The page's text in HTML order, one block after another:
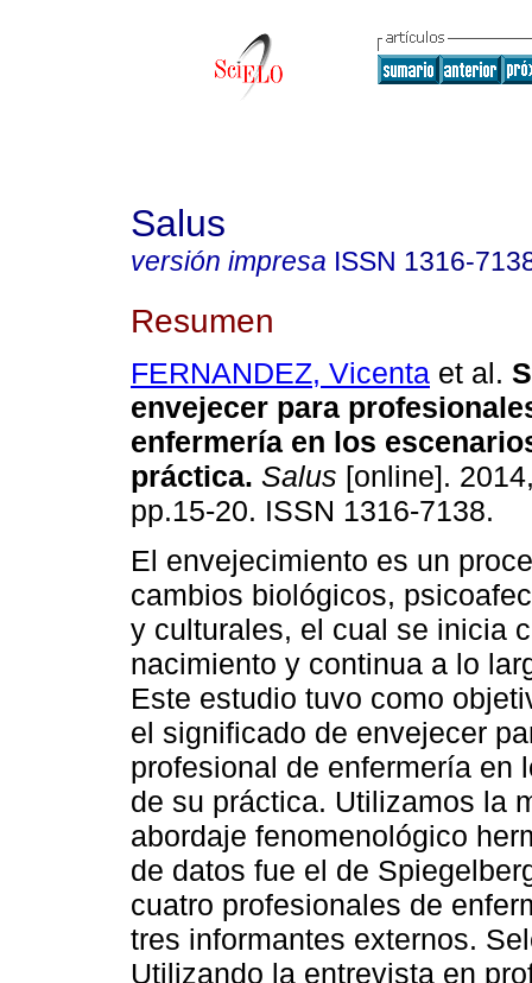
Salus
versión impresa ISSN 1316-
Resumen
FERNANDEZ, Vicenta et al.
envejecer para
enfermería en los
práctica. Salus [online].
pp.15-20. ISSN 1316-7138.
El envejecimiento es un
cambios biológicos,
y culturales, el cual se inicia
nacimiento y continua a lo
Este estudio tuvo como
el significado de envejecer
profesional de enfermería en
de su práctica. Utilizamos la
abordaje fenomenológico
de datos fue el de
cuatro profesionales de
tres informantes externos.
Utilizando la entrevista en